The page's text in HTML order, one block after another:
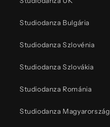
Studiodanza Bulgária
Studiodanza Szlovénia
Studiodanza Szlovákia
Studiodanza Románia
Studiodanza Magyarország